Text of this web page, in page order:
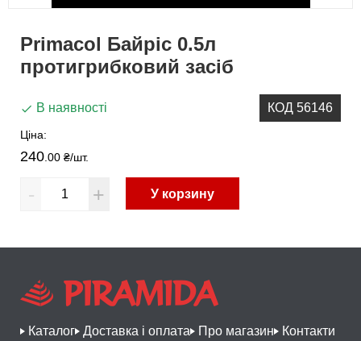
Primacol Байріс 0.5л
протигрибковий засіб
В наявності КОД 56146
Ціна:
240 .00 ₴/шт.
- + У корзину
Каталог Доставка і оплата Про магазин
Контакти